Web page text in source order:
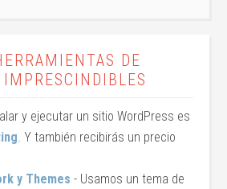
DE
IMPRESCINDIBLES
y ejecutar un sitio WordPress es
. Y también recibirás un precio
y Themes - Usamos un tema de